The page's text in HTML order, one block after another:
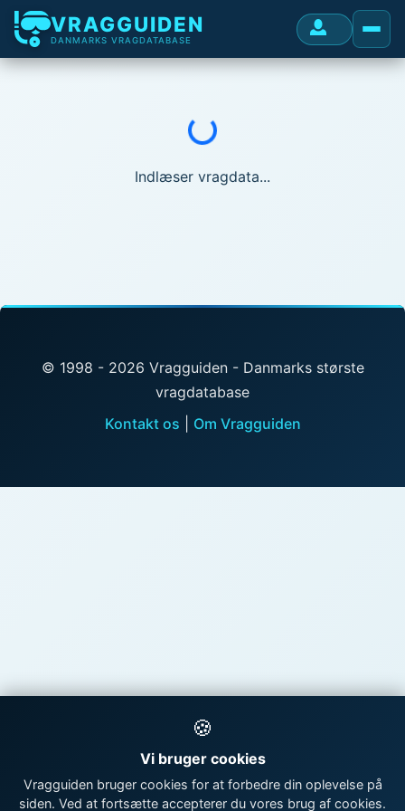
VRAGGUIDEN
DANMARKS VRAGDATABASE
Indlæser...
Indlæser vragdata...
© 1998 - 2026 Vragguiden - Danmarks største
vragdatabase
Kontakt os
Om Vragguiden
🍪
Vi bruger cookies
Vragguiden bruger cookies for at forbedre din oplevelse på
siden. Ved at fortsætte accepterer du vores brug af cookies.